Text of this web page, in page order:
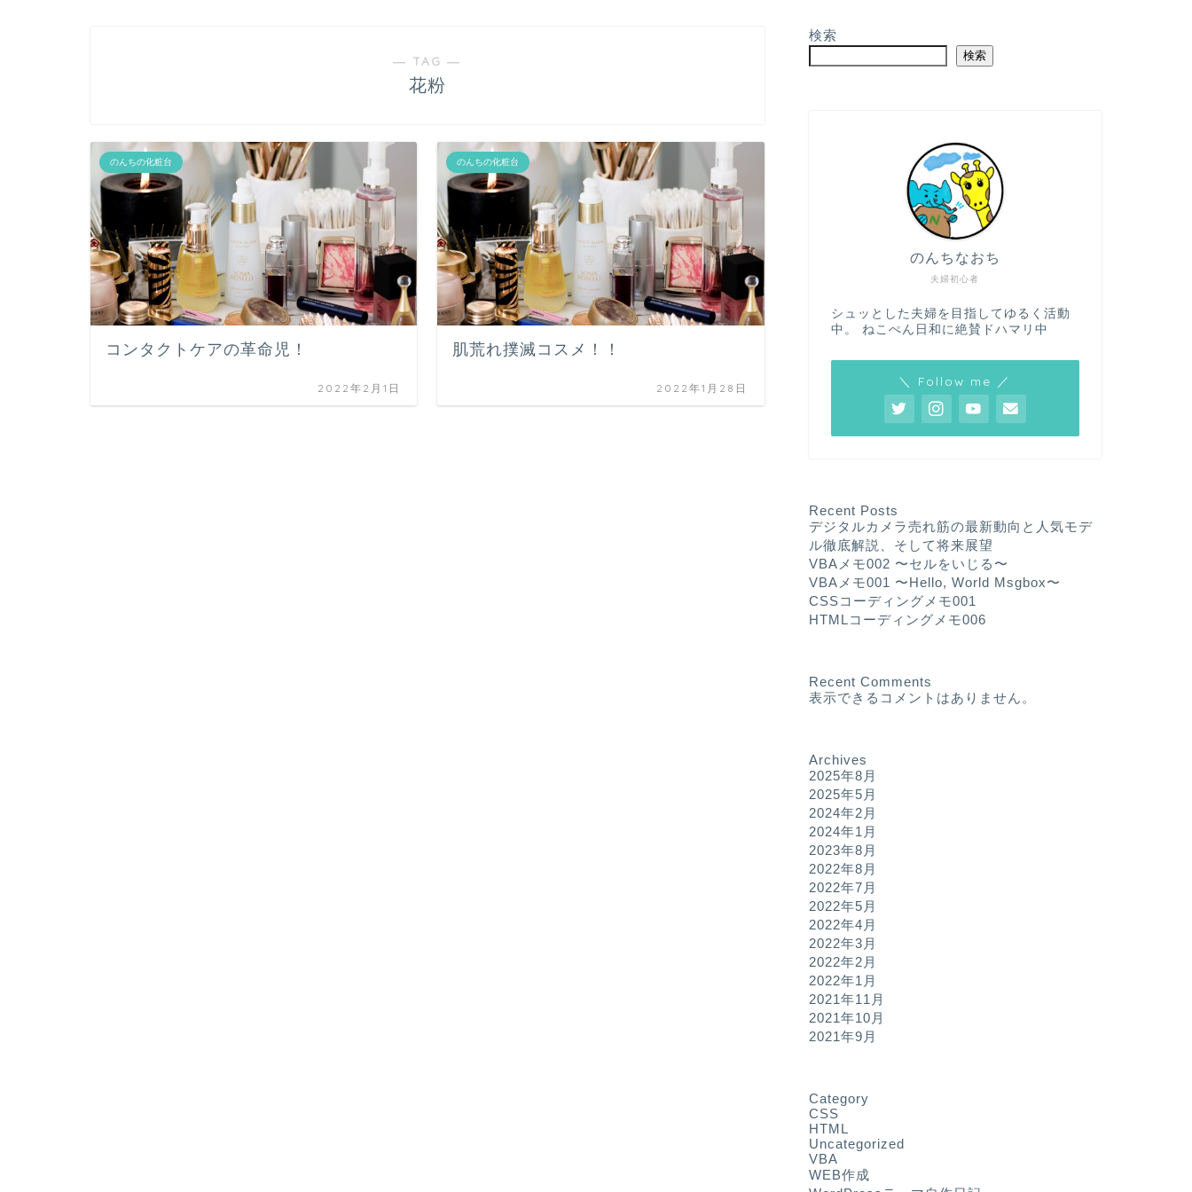
― TAG ―
花粉
のんちの化粧台
コンタクトケアの革命児！
2022年2月1日
のんちの化粧台
肌荒れ撲滅コスメ！！
2022年1月28日
検索
検索
夫婦初心者
のんちなおち
シュッとした夫婦を目指してゆるく活動
中。 ねこぺん日和に絶賛ドハマリ中
＼ Follow me ／
Recent Posts
デジタルカメラ売れ筋の最新動向と人気モデ
ル徹底解説、そして将来展望
VBAメモ002 〜セルをいじる〜
VBAメモ001 〜Hello, World Msgbox〜
CSSコーディングメモ001
HTMLコーディングメモ006
Recent Comments
表示できるコメントはありません。
Archives
2025年8月
2025年5月
2024年2月
2024年1月
2023年8月
2022年8月
2022年7月
2022年5月
2022年4月
2022年3月
2022年2月
2022年1月
2021年11月
2021年10月
2021年9月
Category
CSS
HTML
Uncategorized
VBA
WEB作成